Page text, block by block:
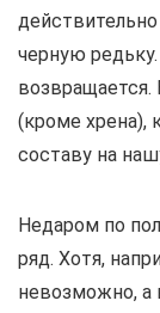
черную
возвращается.
(кроме хрена),
составу на
Недаром по
ряд. Хотя,
невозможно, а